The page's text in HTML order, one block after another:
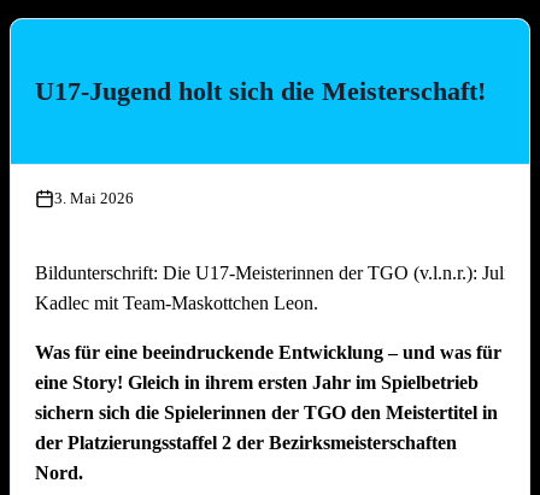
und geschmettert, die Zuschauer kamen bei den engen Partien
Nachwuchsteams „Nathi & die 3 Muskeltiere“ –
zusammengesetzt aus Jugendspielerinnen und -spielern aller
kämpften sie sich bis ins Finale und belegten am Ende einen
hervorragenden zweiten Platz. Eine echte Freude für den
gesamten Verein! Dabei konnten sie im Halbfinale das
vereinsinterne Duell gegen das Team „SpätMelder“, das die
Gruppenphase nach Tiebreak auf Rang 1 beendete, für sich
entscheiden.
Die Seegurken holen den Wanderpokal
U17-Jugend holt sich die Meisterschaft!
3. Mai 2026
Bildunterschrift: Die U17-Meisterinnen der TGO (v.l.n.r.): Julie
Kadlec mit Team-Maskottchen Leon.
Was für eine beeindruckende Entwicklung – und was für
eine Story! Gleich in ihrem ersten Jahr im Spielbetrieb
sichern sich die Spielerinnen der TGO den Meistertitel in
der Platzierungsstaffel 2 der Bezirksmeisterschaften
Nord.